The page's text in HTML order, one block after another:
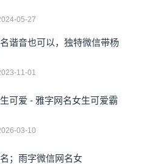
05-27
谐音也可以，独特微信带杨
11-01
可爱 - 雅字网名女生可爱霸
03-10
；雨字微信网名女